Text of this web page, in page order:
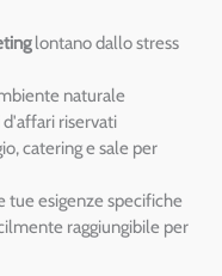
lontano dallo stress
naturale
riservati
catering e sale per
tue esigenze specifiche
raggiungibile per